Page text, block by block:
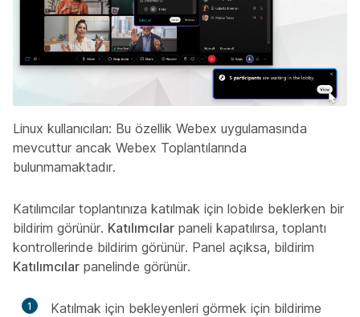
Linux kullanıcıları: Bu özellik Webex uygulamasında
mevcuttur ancak Webex Toplantılarında
bulunmamaktadır.
Katılımcılar toplantınıza katılmak için lobide beklerken bir
bildirim görünür. Katılımcılar paneli kapatılırsa, toplantı
kontrollerinde bildirim görünür. Panel açıksa, bildirim
Katılımcılar panelinde görünür.
1
Katılmak için bekleyenleri görmek için bildirime